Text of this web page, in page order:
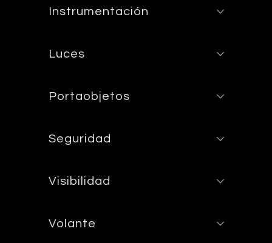
Instrumentación
Luces
Portaobjetos
Seguridad
Visibilidad
Volante